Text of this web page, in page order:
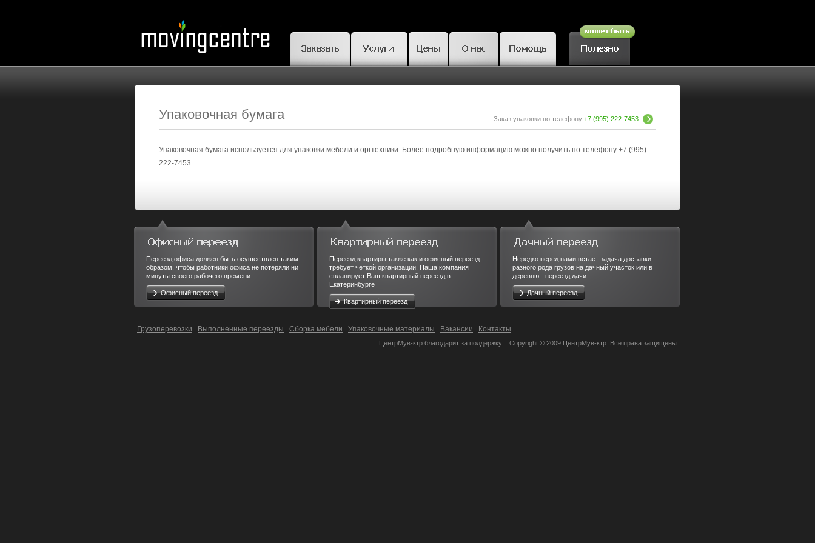
Упаковочная бумага Заказ упаковки по телефону +7 (995) 222-7453
Упаковочная бумага используется для упаковки мебели и оргтехники. Более подробную информацию можно получить по телефону +7 (995)
222-7453
Переезд офиса должен быть осуществлен таким
образом, чтобы работники офиса не потеряли ни
минуты своего рабочего времени.
Офисный переезд
Переезд квартиры также как и офисный переезд
требует четкой организации. Наша компания
спланирует Ваш квартирный переезд в
Екатеринбурге
Квартирный переезд
Нередко перед нами встает задача доставки
разного рода грузов на дачный участок или в
деревню - переезд дачи.
Дачный переезд
Грузоперевозки Выполненные переезды Сборка мебели Упаковочные материалы Вакансии Контакты
Copyright © 2009 ЦентрМув-ктр. Все права защищены
ЦентрМув-ктр благодарит за поддержку